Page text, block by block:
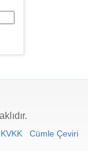
KVKK
Cümle Çeviri